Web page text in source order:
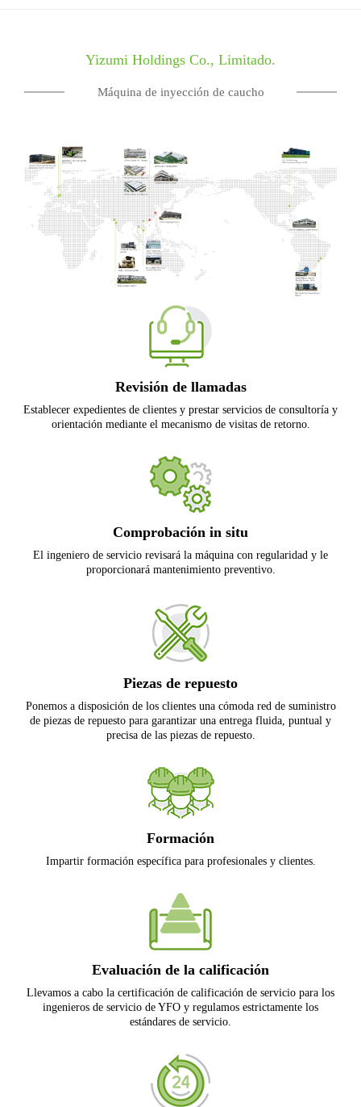
Yizumi Holdings Co., Limitado.
Máquina de inyección de caucho
Revisión de llamadas
Establecer expedientes de clientes y prestar servicios de consultoría y
orientación mediante el mecanismo de visitas de retorno.
Comprobación in situ
El ingeniero de servicio revisará la máquina con regularidad y le
proporcionará mantenimiento preventivo.
Piezas de repuesto
Ponemos a disposición de los clientes una cómoda red de suministro
de piezas de repuesto para garantizar una entrega fluida, puntual y
precisa de las piezas de repuesto.
Formación
Impartir formación específica para profesionales y clientes.
Evaluación de la calificación
Llevamos a cabo la certificación de calificación de servicio para los
ingenieros de servicio de YFO y regulamos estrictamente los
estándares de servicio.